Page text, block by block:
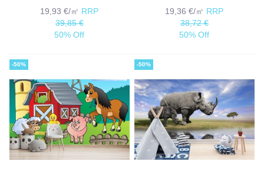
19,93 €/㎡ RRP
39,85 €
50% Off
19,36 €/㎡ RRP
38,72 €
50% Off
-50% -50%